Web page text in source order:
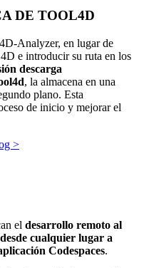
DE TOOL4D
Analyzer, en lugar de
e introducir su ruta en los
descarga
, la almacena en una
plano. Esta
de inicio y mejorar el
>
el desarrollo remoto al
cualquier lugar a
Codespaces.